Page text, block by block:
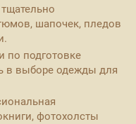
шапочек, пледов
по подготовке
в выборе одежды для
фотохолсты